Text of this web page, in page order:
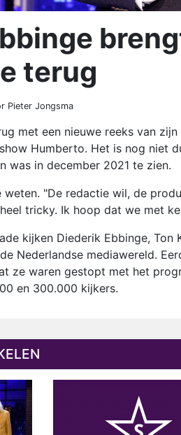
terug
Pieter Jongsma
met een nieuwe reeks van
Humberto. Het is nog niet
was in december 2021 te zien.
weten. "De redactie wil, de
tricky. Ik hoop dat we met
kijken Diederik Ebbinge, Ton
Nederlandse mediawereld.
ze waren gestopt met het
en 300.000 kijkers.